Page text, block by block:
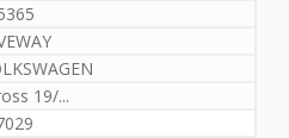
19/...